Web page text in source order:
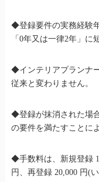
◆登録要件の実務経験
「0年又は一律2年」に
◆インテリアプランナ
従来と変わりません。
◆登録が抹消された場
の要件を満たすことに
◆手数料は、新規登録
円、再登録 20,000 円(